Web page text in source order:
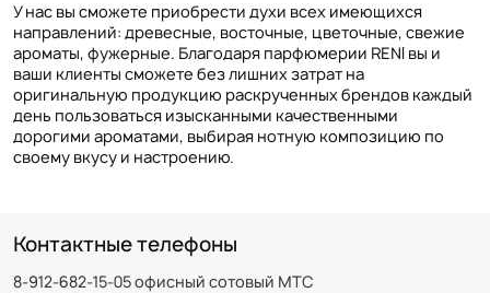
У нас вы сможете приобрести духи всех имеющихся
направлений: древесные, восточные, цветочные, свежие
ароматы, фужерные. Благодаря парфюмерии RENI вы и
ваши клиенты сможете без лишних затрат на
оригинальную продукцию раскрученных брендов каждый
день пользоваться изысканными качественными
дорогими ароматами, выбирая нотную композицию по
своему вкусу и настроению.
Контактные телефоны
8-912-682-15-05 офисный сотовый МТС